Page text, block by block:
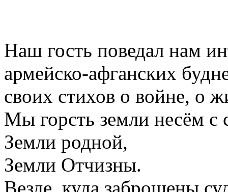
Наш гость поведал нам
армейско-афганских
своих стихов о войне, о
Мы горсть земли несём с
Земли родной,
Земли Отчизны.